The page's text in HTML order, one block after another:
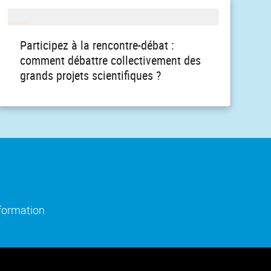
Participez à la rencontre-débat :
comment débattre collectivement des
grands projets scientifiques ?
fenêtre)